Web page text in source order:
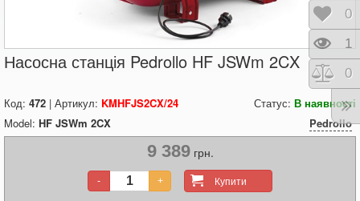
Насосна станція Pedrollo HF JSWm 2CX
Код: 472 | Артикул: KMHFJS2CX/24 Статус: В наявності
Model: HF JSWm 2CX Pedrollo
9 389грн.
Купити
- +
0
1
0